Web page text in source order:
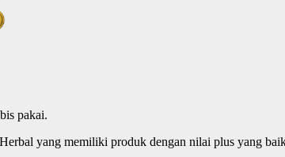
pakai.
yang memiliki produk dengan nilai plus yang